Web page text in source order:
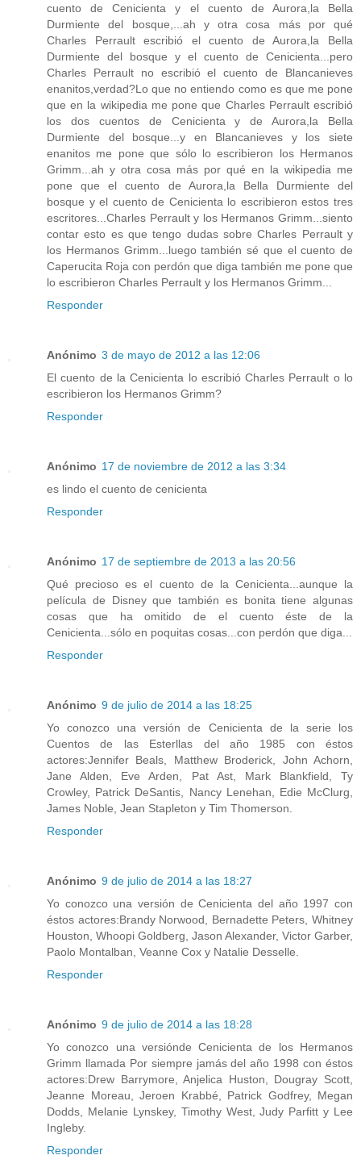
cuento de Cenicienta y el cuento de Aurora,la Bella
Durmiente del bosque,...ah y otra cosa más por qué
Charles Perrault escribió el cuento de Aurora,la Bella
Durmiente del bosque y el cuento de Cenicienta...pero
Charles Perrault no escribió el cuento de Blancanieves
enanitos,verdad?Lo que no entiendo como es que me pone
que en la wikipedia me pone que Charles Perrault escribió
los dos cuentos de Cenicienta y de Aurora,la Bella
Durmiente del bosque...y en Blancanieves y los siete
enanitos me pone que sólo lo escribieron los Hermanos
Grimm...ah y otra cosa más por qué en la wikipedia me
pone que el cuento de Aurora,la Bella Durmiente del
bosque y el cuento de Cenicienta lo escribieron estos tres
escritores...Charles Perrault y los Hermanos Grimm...siento
contar esto es que tengo dudas sobre Charles Perrault y
los Hermanos Grimm...luego también sé que el cuento de
Caperucita Roja con perdón que diga también me pone que
lo escribieron Charles Perrault y los Hermanos Grimm...
Responder
Anónimo 3 de mayo de 2012 a las 12:06
El cuento de la Cenicienta lo escribió Charles Perrault o lo
escribieron los Hermanos Grimm?
Responder
Anónimo 17 de noviembre de 2012 a las 3:34
es lindo el cuento de cenicienta
Responder
Anónimo 17 de septiembre de 2013 a las 20:56
Qué precioso es el cuento de la Cenicienta...aunque la
película de Disney que también es bonita tiene algunas
cosas que ha omitido de el cuento éste de la
Cenicienta...sólo en poquitas cosas...con perdón que diga...
Responder
Anónimo 9 de julio de 2014 a las 18:25
Yo conozco una versión de Cenicienta de la serie los
Cuentos de las Esterllas del año 1985 con éstos
actores:Jennifer Beals, Matthew Broderick, John Achorn,
Jane Alden, Eve Arden, Pat Ast, Mark Blankfield, Ty
Crowley, Patrick DeSantis, Nancy Lenehan, Edie McClurg,
James Noble, Jean Stapleton y Tim Thomerson.
Responder
Anónimo 9 de julio de 2014 a las 18:27
Yo conozco una versión de Cenicienta del año 1997 con
éstos actores:Brandy Norwood, Bernadette Peters, Whitney
Houston, Whoopi Goldberg, Jason Alexander, Victor Garber,
Paolo Montalban, Veanne Cox y Natalie Desselle.
Responder
Anónimo 9 de julio de 2014 a las 18:28
Yo conozco una versiónde Cenicienta de los Hermanos
Grimm llamada Por siempre jamás del año 1998 con éstos
actores:Drew Barrymore, Anjelica Huston, Dougray Scott,
Jeanne Moreau, Jeroen Krabbé, Patrick Godfrey, Megan
Dodds, Melanie Lynskey, Timothy West, Judy Parfitt y Lee
Ingleby.
Responder